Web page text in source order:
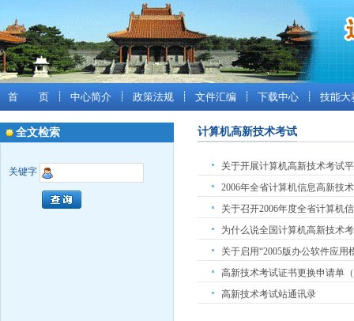
首 页 ┊ 中心简介 ┊ 政策法规 ┊ 文件汇编 ┊ 下载中心 ┊ 技能大
全文检索
关键字
计算机高新技术考试
关于开展计算机高新技术考试
2006年全省计算机信息高新技
关于召开2006年度全省计算机
为什么说全国计算机高新技术
关于启用“2005版办公软件应
高新技术考试证书更换申请单
高新技术考试站通讯录